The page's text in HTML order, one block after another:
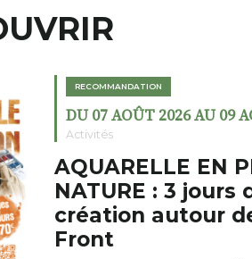
RECOMMANDATION
DU 07 AOÛT 2026 AU 09
Activités
AQUARELLE EN
NATURE : 3 jours
création autour
Front